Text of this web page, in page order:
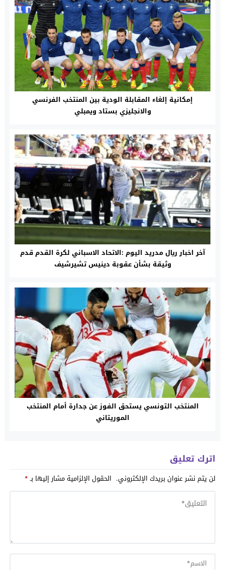
إمكانية إلغاء المقابلة الودية بين المنتخب الفرنسي
والانجليزي بستاد ويمبلي
آخر اخبار ريال مدريد اليوم :الاتحاد الاسباني لكرة القدم قدم
وثيقة بشأن عقوبة دينيس تشيرشيف
المنتخب التونسي يستحق الفوز عن جدارة أمام المنتخب
الموريتاني
اترك تعليق
لن يتم نشر عنوان بريدك الإلكتروني. الحقول الإلزامية مشار إليها بـ*